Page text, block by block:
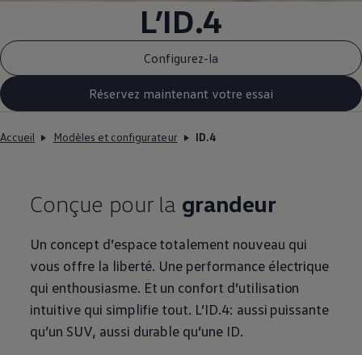
L’ID.4
Configurez-la
Réservez maintenant votre essai
Accueil Modèles et configurateur ID.4
Conçue pour la grandeur
Un concept d’espace totalement nouveau qui
vous offre la liberté. Une performance électrique
qui enthousiasme. Et un confort d’utilisation
intuitive qui simplifie tout. L’ID.4: aussi puissante
qu’un SUV, aussi durable qu’une ID.